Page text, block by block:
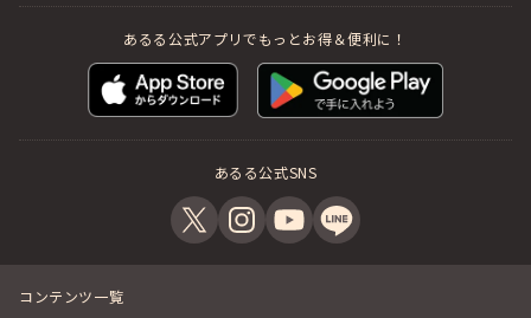
あるる公式アプリでもっとお得＆便利に！
あるる公式SNS
コンテンツ一覧